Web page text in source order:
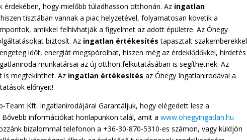
hogy mielőbb túladhasson otthonán. Az ingatlan
tisztában vannak a piac helyzetével, folyamatosan követik a
amikkel felhívhatják a figyelmet az adott épületre. Az Óhegy
biztosít. Az ingatlan értékesítés tapasztalt szakemberekkel
időt, energiát megspórolhat, hiszen még az érdeklődőkkel, hirdetés
munkatársai az új otthon felkutatásában is segíthetnek. Az
is megtekinthet. Az ingatlan értékesítés az Óhegy Ingatlanirodával a
előnyeit!
Team Kft. Ingatlanirodájára! Garantáljuk, hogy elégedett lesz a
információkat honlapunkon talál, amit awww.ohegyingatlan.hu
bizalommal telefonon a +36-30-870-5310-es számon, vagy küldjön